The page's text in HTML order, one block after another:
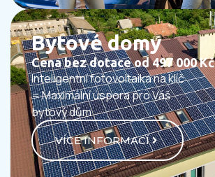
Bytové domy
Cena bez dotace od 497 000 Kč
Inteligentní fotovoltaika na klíč
= Maximální úspora pro Váš
bytový dům
VÍCE INFORMACÍ